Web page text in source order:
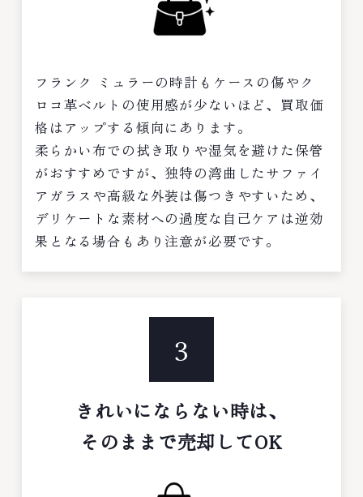
フランク ミュラーの時計もケースの傷やク
ロコ革ベルトの使用感が少ないほど、買取価
格はアップする傾向にあります。
柔らかい布での拭き取りや湿気を避けた保管
がおすすめですが、独特の湾曲したサファイ
アガラスや高級な外装は傷つきやすいため、
デリケートな素材への過度な自己ケアは逆効
果となる場合もあり注意が必要です。
3
きれいにならない時は、
そのままで売却してOK